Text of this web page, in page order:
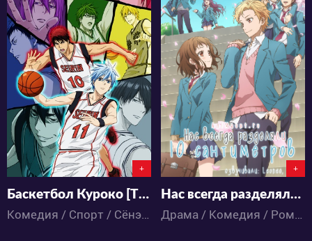
22551
3 112
+
Баскетбол Куроко [ТВ-2]
Комедия / Спорт / Сёнэн / Школа / Аниме
39993
7 200
+
Нас всегда разделяли 10 сантиметров
Драма / Комедия / Романтика / Школа / Аниме